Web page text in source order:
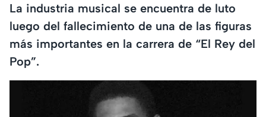
La industria musical se encuentra de luto
luego del fallecimiento de una de las figuras
más importantes en la carrera de “El Rey del
Pop”.